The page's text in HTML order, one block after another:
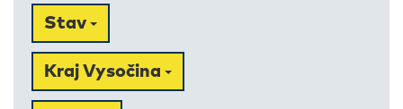
Stav
Kraj Vysočina